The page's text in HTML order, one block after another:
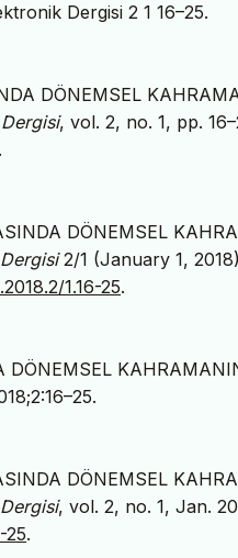
Dergisi 2 1 16–25.
DÖNEMSEL
, vol. 2, no. 1, pp.
.
DÖNEMSEL
2/1 (January 1,
1.16-25.
DÖNEMSEL
, vol. 2, no. 1, Jan.
25.